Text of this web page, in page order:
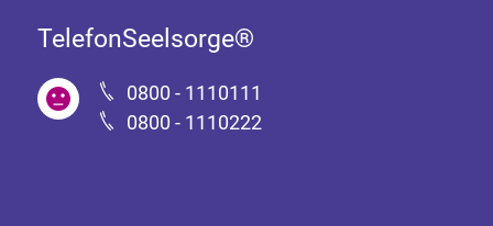
TelefonSeelsorge®
0800 - 1110111
0800 - 1110222